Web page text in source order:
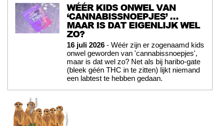
WÉÉR KIDS ONWEL VAN
‘CANNABISSNOEPJES’ …
MAAR IS DAT EIGENLIJK WEL
ZO?
16 juli 2026 - Wéér zijn er zogenaamd kids
onwel geworden van 'cannabissnoepjes',
maar is dat wel zo? Net als bij haribo-gate
(bleek géén THC in te zitten) lijkt niemand
een labtest te hebben gedaan.